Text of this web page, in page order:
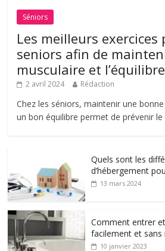
Séniors
Les meilleurs exercices
seniors afin de
musculaire et l’équilibre
2 avril 2024 Rédaction
Chez les séniors, maintenir une
un bon équilibre permet de prévenir le
Quels sont les
d’hébergement
13 mars 2024
Comment entrer
facilement et sans
10 janvier 2023